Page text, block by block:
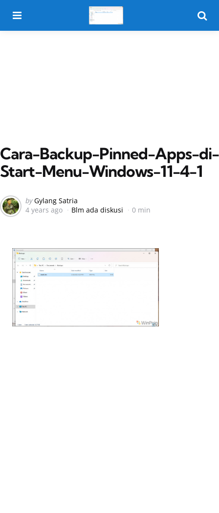
Cara-Backup-Pinned-Apps-di-
Start-Menu-Windows-11-4-1
Posted
by
by Gylang Satria
4 years ago
Blm ada diskusi 0 min